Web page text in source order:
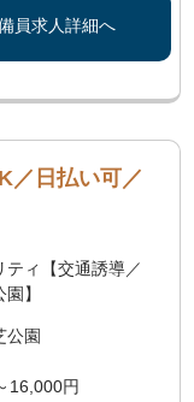
員求人詳細へ
／日払い可／
ティ【交通誘導／
】
公園
16,000円